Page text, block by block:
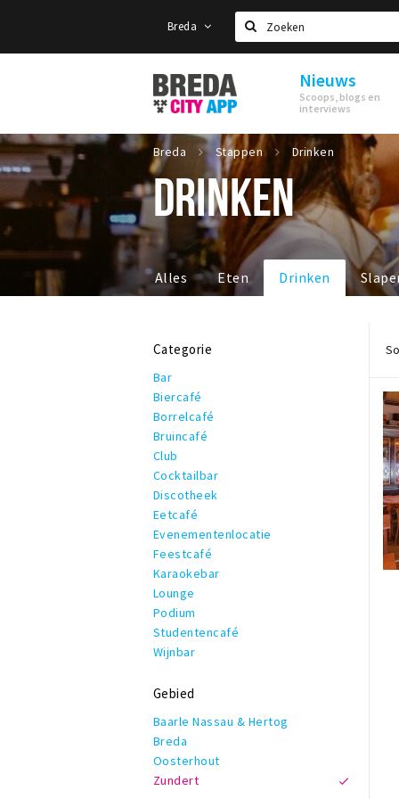
Breda
Zoeken
Stappen
&
Shoppen
Breda
Nieuws
Scoops, blogs en
interviews
Breda Stappen Drinken
DRINKEN
Alles Eten Drinken
Categorie
Bar
Biercafé
Borrelcafé
Bruincafé
Club
Cocktailbar
Discotheek
Eetcafé
Evenementenlocatie
Feestcafé
Karaokebar
Lounge
Podium
Studentencafé
Wijnbar
Gebied
Baarle Nassau & Hertog
Breda
Oosterhout
Zundert